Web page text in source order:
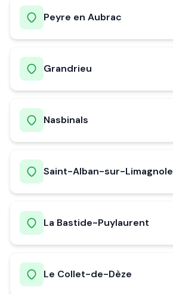
Peyre en Aubrac
Grandrieu
Nasbinals
Saint-Alban-sur-Limagnole
La Bastide-Puylaurent
Le Collet-de-Dèze